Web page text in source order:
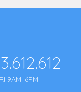
9AM–6PM